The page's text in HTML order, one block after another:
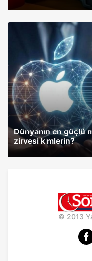
Dünyanın en güçlü
zirvesi kimlerin?
© 2013